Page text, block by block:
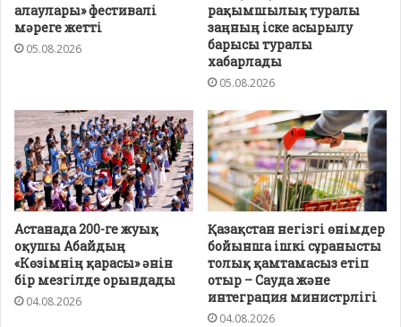
алаулары» фестивалі
мәреге жетті
05.08.2026
рақымшылық туралы
заңның іске асырылу
барысы туралы
хабарлады
05.08.2026
Астанада 200-ге жуық
оқушы Абайдың
«Көзімнің қарасы» әнін
бір мезгілде орындады
04.08.2026
Қазақстан негізгі өнімдер
бойынша ішкі сұранысты
толық қамтамасыз етіп
отыр – Сауда және
интеграция министрлігі
04.08.2026